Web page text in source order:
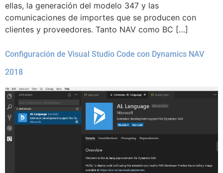
ellas, la generación del modelo 347 y las
comunicaciones de importes que se producen con
clientes y proveedores. Tanto NAV como BC […]
Configuración de Visual Studio Code con Dynamics NAV
2018